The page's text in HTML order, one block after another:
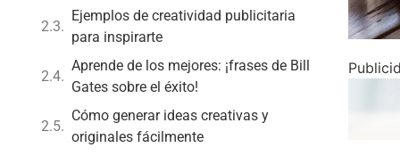
Ejemplos de creatividad publicitaria
para inspirarte
Aprende de los mejores: ¡frases de Bill
Gates sobre el éxito!
Cómo generar ideas creativas y
originales fácilmente